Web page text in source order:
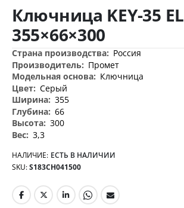
к
началу
изображений
Ключница KEY-35 EL
355×66×300
Дополнительная
информация
Россия
Промет
Ключница
Серый
355
66
300
3,3
НАЛИЧИЕ: ЕСТЬ В НАЛИЧИИ
SKU S183CH041500